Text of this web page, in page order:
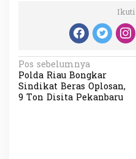
N
a
v
Pos sebelumnya
Polda Riau Bongkar
Sindikat Beras Oplosan,
9 Ton Disita Pekanbaru